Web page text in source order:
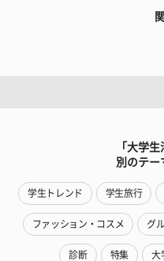
「大学
別のテー
学生トレンド 学生旅行
ファッション・コスメ グ
診断 特集 大